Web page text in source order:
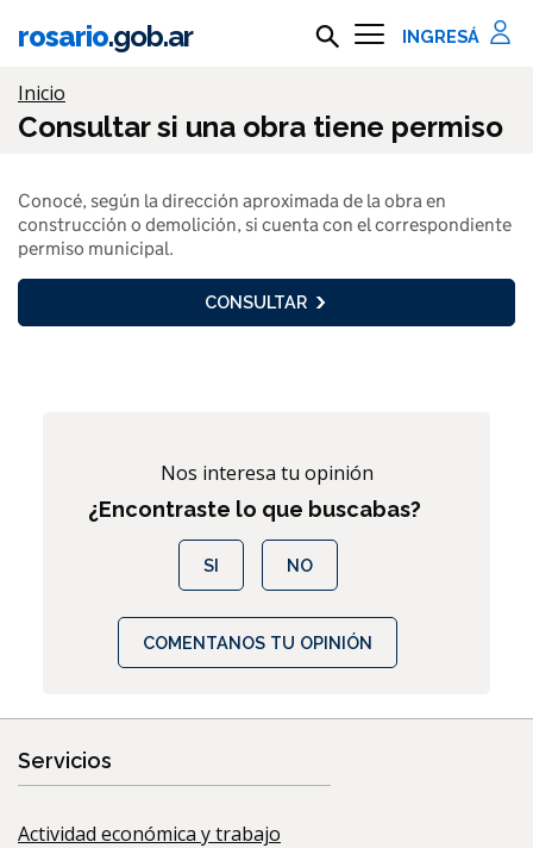
Ir al contenido principal
rosario.gob.ar Buscar en rosario.gob.ar
Información importante
Inicio
Consultar si una obra tiene permiso
Conocé, según la dirección aproximada de la obra en
construcción o demolición, si cuenta con el correspondiente
permiso municipal.
CONSULTAR
Nos interesa tu opinión
¿Encontraste lo que buscabas?
SI NO
COMENTANOS TU OPINIÓN
Servicios
Actividad económica y trabajo